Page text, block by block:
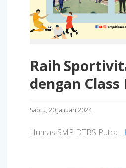
Raih
dengan
Sabtu, 20 Januari 2024
Humas SMP DTBS Putra